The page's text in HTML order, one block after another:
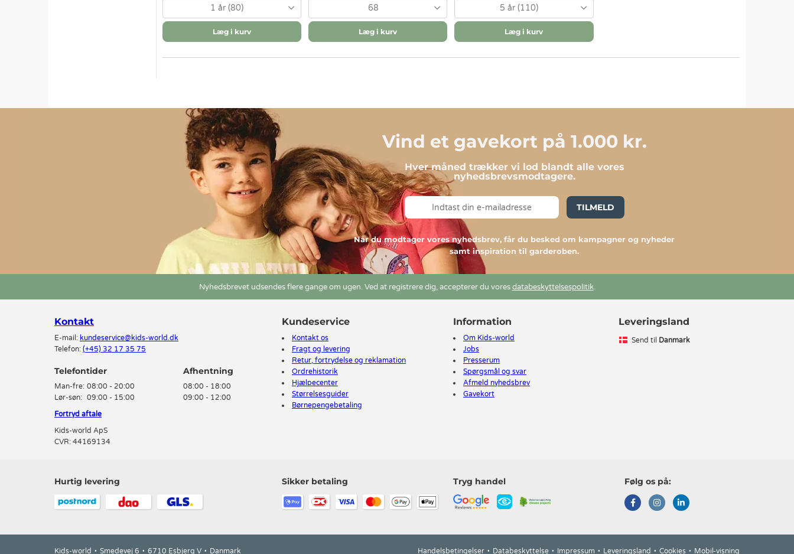
1 år (80)
Læg i kurv
68
Læg i kurv
5 år (110)
Læg i kurv
Vind et gavekort på 1.000 kr.
Hver måned trækker vi lod blandt alle vores
nyhedsbrevsmodtagere.
TILMELD
Når du modtager vores nyhedsbrev, får du besked om kampagner og nyheder
samt inspiration til garderoben.
Nyhedsbrevet udsendes flere gange om ugen. Ved at registrere dig, accepterer du voresdatabeskyttelsespolitik.
Kontakt
E-mail: kundeservice@kids-world.dk
Telefon: (+45) 32 17 35 75
Telefontider
Man-fre: 08:00 - 20:00
Lør-søn: 09:00 - 15:00
08:00 - 18:00
09:00 - 12:00
Fortryd aftale
Kids-world ApS
CVR: 44169134
Kundeservice
Kontakt os
Fragt og levering
Retur, fortrydelse og reklamation
Ordrehistorik
Hjælpecenter
Størrelsesguider
Børnepengebetaling
Information
Om Kids-world
Jobs
Presserum
Spørgsmål og svar
Afmeld nyhedsbrev
Gavekort
Leveringsland
Send til Danmark
Sikker betaling
Hurtig levering Tryg handel Følg os på:
Handelsbetingelser Databeskyttelse Impressum Leveringsland Cookies Mobil-visning
Kids-world Smedevej 6 6710 Esbjerg V Danmark